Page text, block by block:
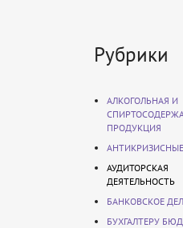
Рубрики
АЛКОГОЛЬНАЯ И
ПРОДУКЦИЯ
АУДИТОРСКАЯ
ДЕЯТЕЛЬНОСТЬ
БАНКОВСКОЕ
БУХГАЛТЕРУ